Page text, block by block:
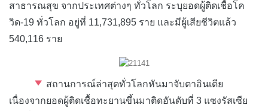
สาธารณสุข จากประเทศต่างๆ ทั่วโลก ระบุยอดผู้ติดเชื้อโค
วิด-19 ทั่วโลก อยู่ที่ 11,731,895 ราย และมีผู้เสียชีวิตแล้ว
540,116 ราย
สถานการณ์ล่าสุดทั่วโลกหันมาจับตาอินเดีย
เนื่องจากยอดผู้ติดเชื้อทะยานขึ้นมาติดอันดับที่ 3 แซงรัสเซีย